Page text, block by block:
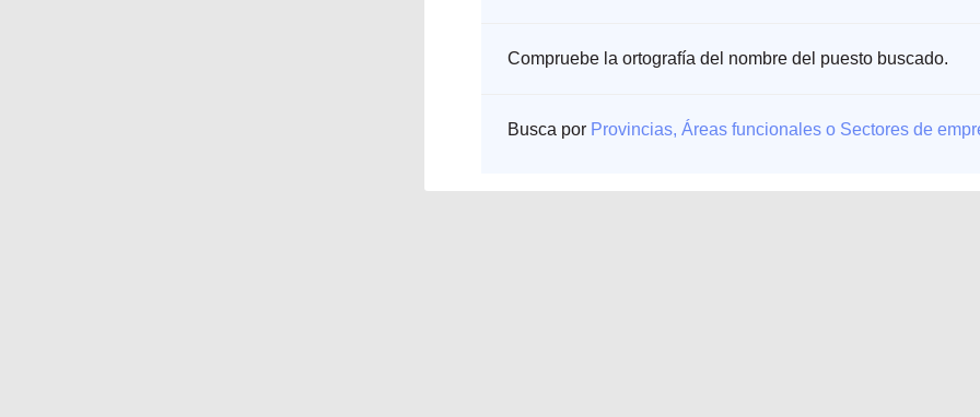
Compruebe la ortografía del nombre del puesto buscado.
Busca por Provincias, Áreas funcionales o Sectores de